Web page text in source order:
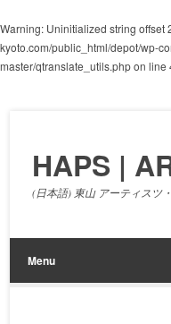
Warning: Uninitialized string offset
kyoto.com/public_html/depot/wp-
master/qtranslate_utils.phpon line
HAPS |
(日本語) 東山 アーティスツ
Menu